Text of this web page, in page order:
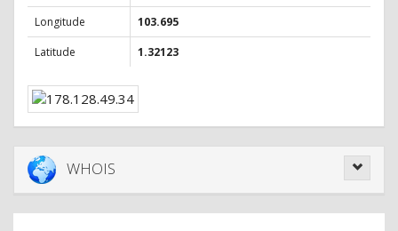
Longitude
103.695
Latitude
1.32123
WHOIS